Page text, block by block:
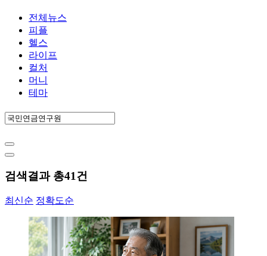
전체뉴스
피플
헬스
라이프
컬처
머니
테마
검색결과 총41건
최신순 정확도순